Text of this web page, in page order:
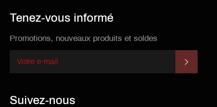
Tenez-vous informé
Promotions, nouveaux produits et soldes
Suivez-nous